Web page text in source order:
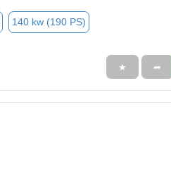
140 kw (190 PS)
★ ➦